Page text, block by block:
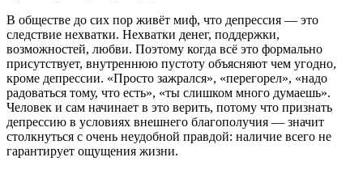
В обществе до сих пор живёт миф, что депрессия — это
следствие нехватки. Нехватки денег, поддержки,
возможностей, любви. Поэтому когда всё это формально
присутствует, внутреннюю пустоту объясняют чем угодно,
кроме депрессии. «Просто зажрался», «перегорел», «надо
радоваться тому, что есть», «ты слишком много думаешь».
Человек и сам начинает в это верить, потому что признать
депрессию в условиях внешнего благополучия — значит
столкнуться с очень неудобной правдой: наличие всего не
гарантирует ощущения жизни.